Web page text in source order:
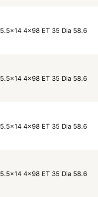
5.5x14 4x98 ET 35 Dia 58.6
5.5x14 4x98 ET 35 Dia 58.6
5.5x14 4x98 ET 35 Dia 58.6
5.5x14 4x98 ET 35 Dia 58.6